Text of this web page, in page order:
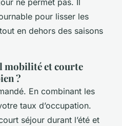
ne permet pas. Il
pour lisser les
en dehors des saisons
mobilité et courte
?
En combinant les
taux d’occupation.
séjour durant l’été et